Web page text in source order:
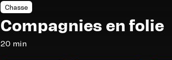
Chasse
Compagnies en folie
20 min